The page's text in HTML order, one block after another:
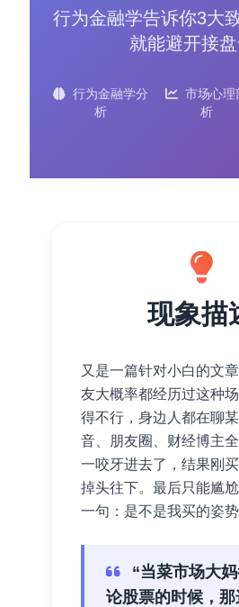
行为金融学告诉你3大
就能避开接
行为金融学分
析
市场心理
析
现象描
又是一篇针对小白的文
友大概率都经历过这种
得不行，身边人都在聊
音、朋友圈、财经博主
一咬牙进去了，结果刚
掉头往下。最后只能尴
一句：是不是我买的姿
“当菜市场大
论股票的时候，